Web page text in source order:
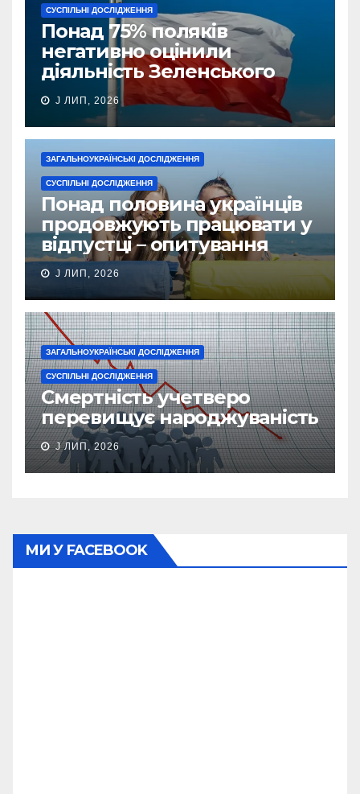
СУСПІЛЬНІ ДОСЛІДЖЕННЯ
Понад 75% поляків
негативно оцінили
діяльність Зеленського
J ЛИП, 2026
ЗАГАЛЬНОУКРАЇНСЬКІ ДОСЛІДЖЕННЯ
СУСПІЛЬНІ ДОСЛІДЖЕННЯ
Понад половина українців
продовжують працювати у
відпустці – опитування
J ЛИП, 2026
ЗАГАЛЬНОУКРАЇНСЬКІ ДОСЛІДЖЕННЯ
СУСПІЛЬНІ ДОСЛІДЖЕННЯ
Смертність учетверо
перевищує народжуваність
J ЛИП, 2026
МИ У FACEBOOK